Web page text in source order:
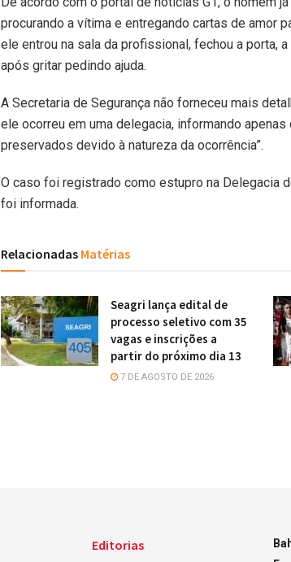
procurando a vítima e entregando cartas de amor
ele entrou na sala da profissional, fechou a porta,
após gritar pedindo ajuda.
A Secretaria de Segurança não forneceu mais
ele ocorreu em uma delegacia, informando
preservados devido à natureza da ocorrência”.
O caso foi registrado como estupro na Delegacia
foi informada.
Relacionadas Matérias
Seagri lança edital de
processo seletivo com 35
vagas e inscrições a
partir do próximo dia 13
7 DE AGOSTO DE 2026
Editorias